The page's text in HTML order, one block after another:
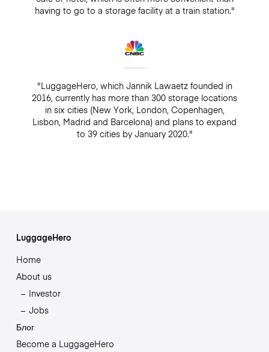
having to go to a storage facility at a train station."
"LuggageHero, which Jannik Lawaetz founded in
2016, currently has more than 300 storage locations
in six cities (New York, London, Copenhagen,
Lisbon, Madrid and Barcelona) and plans to expand
to 39 cities by January 2020."
LuggageHero
Home
About us
Investor
Jobs
Блог
Become a LuggageHero